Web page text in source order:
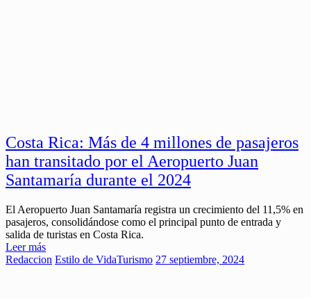
Costa Rica: Más de 4 millones de pasajeros
han transitado por el Aeropuerto Juan
Santamaría durante el 2024
El Aeropuerto Juan Santamaría registra un crecimiento del 11,5% en
pasajeros, consolidándose como el principal punto de entrada y
salida de turistas en Costa Rica.
Leer más
Redaccion Estilo de VidaTurismo 27 septiembre, 2024